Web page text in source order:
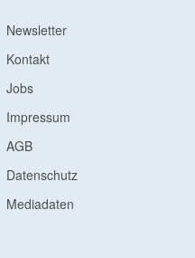
Newsletter
Kontakt
Jobs
Impressum
AGB
Datenschutz
Mediadaten